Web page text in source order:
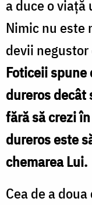
a duce o viață
Nimic nu este
devii
Foticeii spune
dureros decât
fără să crezi
dureros este
chemarea Lui.
Cea de a